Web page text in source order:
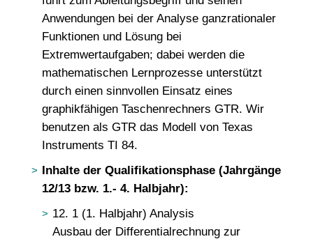
Anwendungen bei der Analyse ganzrationaler
Funktionen und Lösung bei
Extremwertaufgaben; dabei werden die
mathematischen Lernprozesse unterstützt
durch einen sinnvollen Einsatz eines
graphikfähigen Taschenrechners GTR. Wir
benutzen als GTR das Modell von Texas
Instruments TI 84.
Inhalte der Qualifikationsphase (Jahrgänge
12/13 bzw. 1.- 4. Halbjahr):
12. 1 (1. Halbjahr) Analysis
Ausbau der Differentialrechnung zur